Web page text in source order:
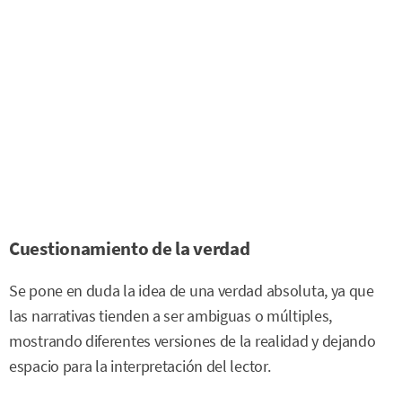
Cuestionamiento de la verdad
Se pone en duda la idea de una verdad absoluta, ya que
las narrativas tienden a ser ambiguas o múltiples,
mostrando diferentes versiones de la realidad y dejando
espacio para la interpretación del lector.